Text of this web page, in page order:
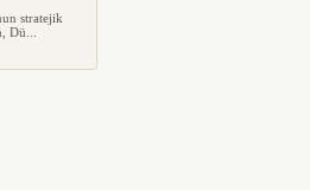
stratejik
Dü...